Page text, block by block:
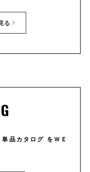
る
品カタログ をＷＥ